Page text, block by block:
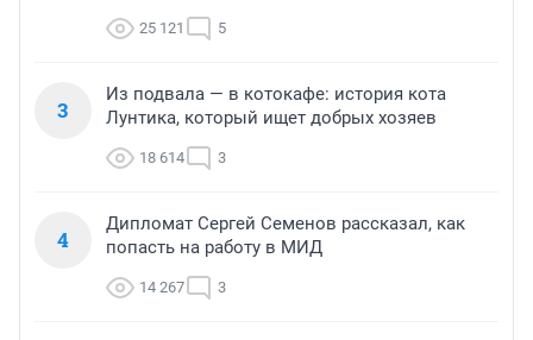
25 121 5
3
Из подвала — в котокафе: история кота
Лунтика, который ищет добрых хозяев
18 614 3
4
Дипломат Сергей Семенов рассказал, как
попасть на работу в МИД
14 267 3